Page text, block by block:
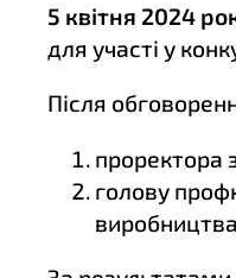
5 квітня 2024
для участі у
Після
проректора
голову
виробництва